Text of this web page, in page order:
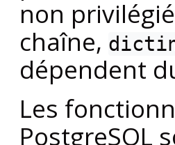
non
chaîne,
dépendent
Les
PostgreSQL